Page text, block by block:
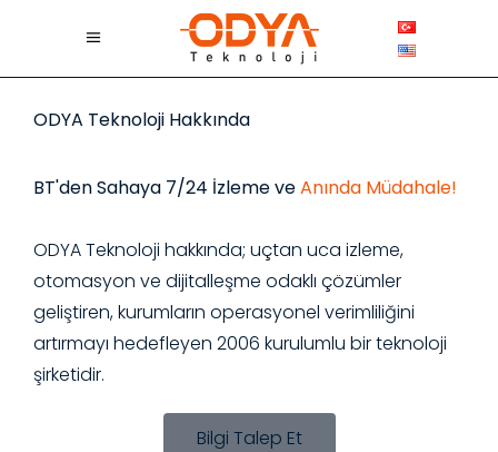
ODYA Teknoloji Hakkında
BT'den Sahaya 7/24 İzleme veAnında Müdahale!
ODYA Teknoloji hakkında; uçtan uca izleme,
otomasyon ve dijitalleşme odaklı çözümler
geliştiren, kurumların operasyonel verimliliğini
artırmayı hedefleyen 2006 kurulumlu bir teknoloji
şirketidir.
Bilgi Talep Et